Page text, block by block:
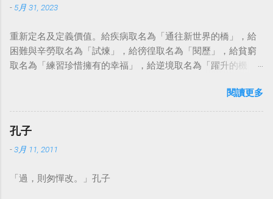
- 5月 31, 2023
重新定名及定義價值。給疾病取名為「通往新世界的橋」，給
困難與辛勞取名為「試煉」，給徬徨取名為「閱歷」，給貧窮
取名為「練習珍惜擁有的幸福」，給逆境取名為「躍升的機
點看事情，就不會覺得活著是一件沉重的事。#超譯尼采 — 中
華名言 - Chinese Quotes (@chinese_quotes) May 23, 2023
閱讀更多
孔子
-3月 11, 2011
「過，則匆憚改。」孔子